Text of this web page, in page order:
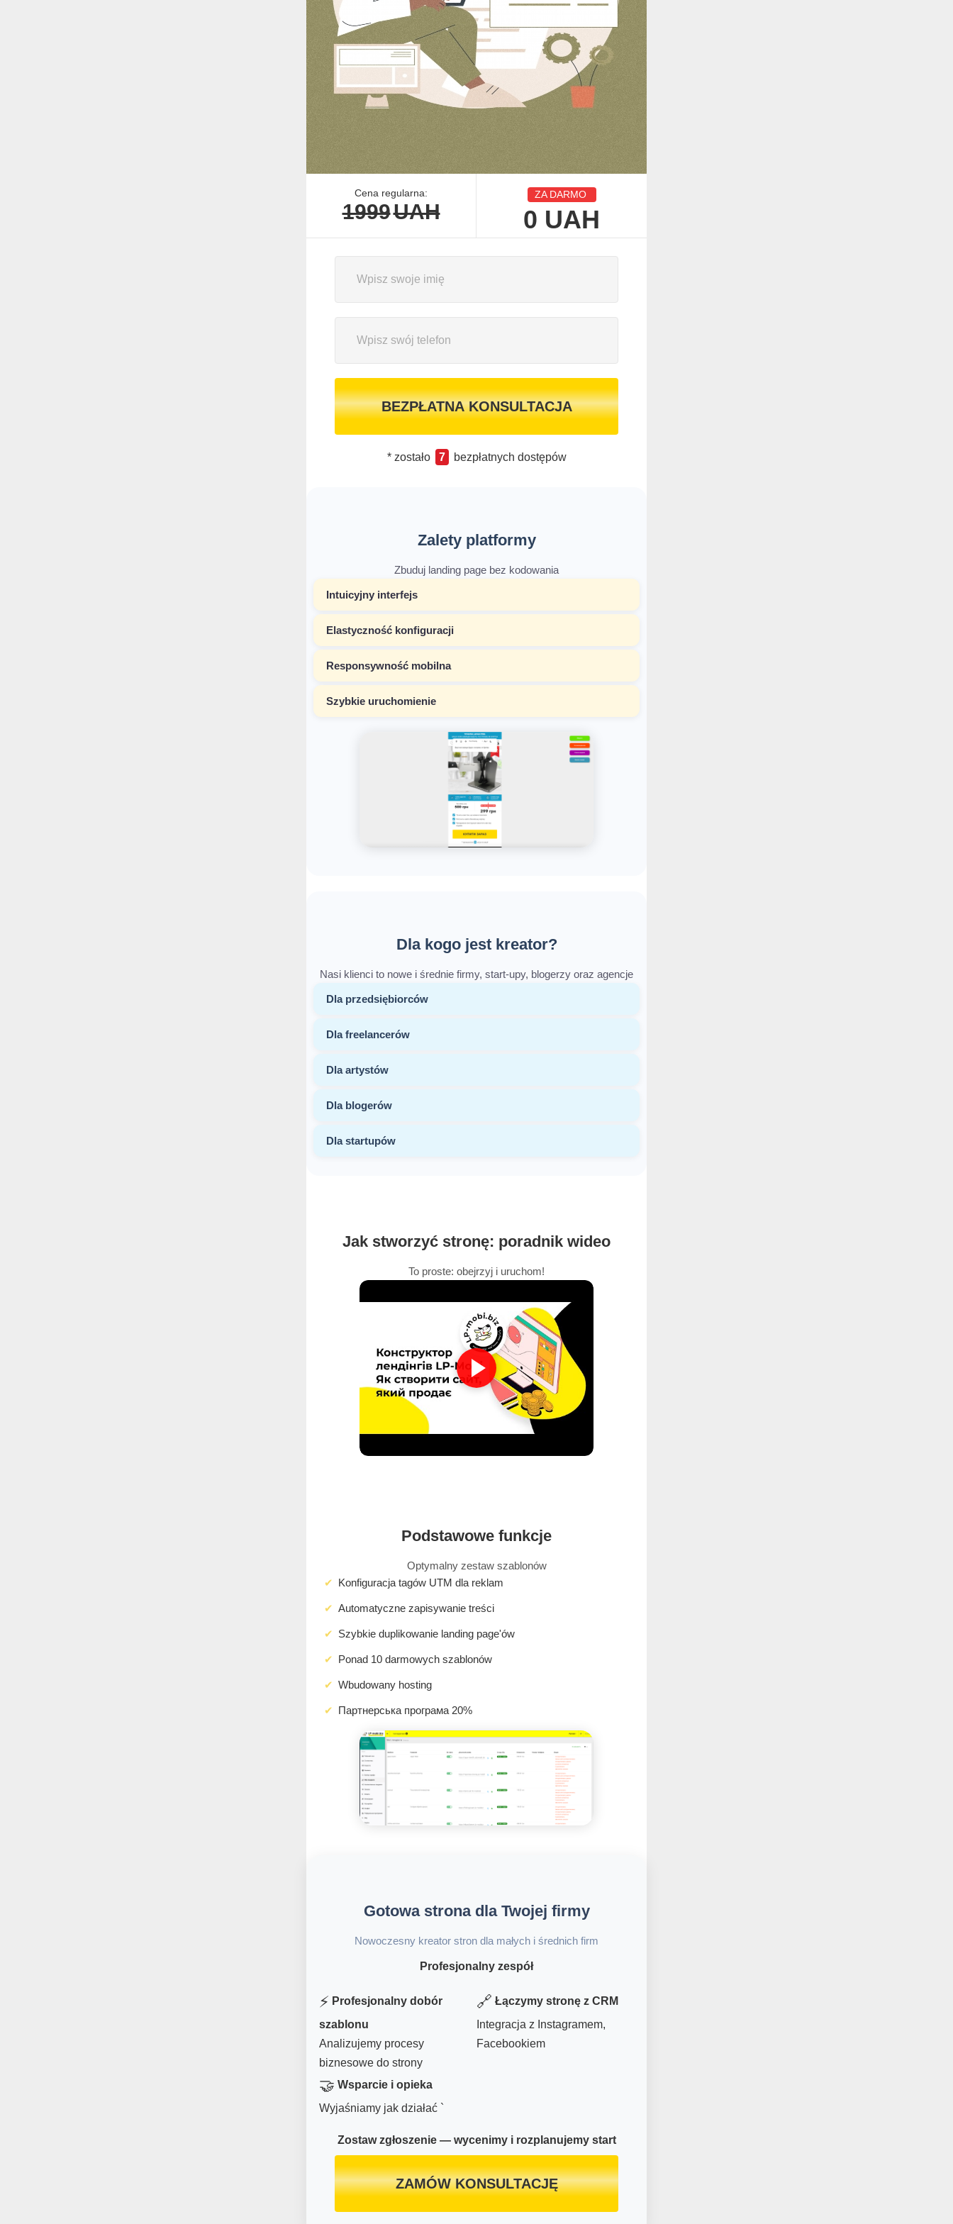
Cena regularna:
1999UAH
ZA DARMO
0 UAH
BEZPŁATNA KONSULTACJA
* zostało 7 bezpłatnych dostępów
Zalety platformy
Zbuduj landing page bez kodowania
Intuicyjny interfejs
Elastyczność konfiguracji
Responsywność mobilna
Szybkie uruchomienie
Dla kogo jest kreator?
Nasi klienci to nowe i średnie firmy, start-upy, blogerzy oraz agencje
Dla przedsiębiorców
Dla freelancerów
Dla artystów
Dla blogerów
Dla startupów
Jak stworzyć stronę: poradnik wideo
To proste: obejrzyj i uruchom!
Podstawowe funkcje
Optymalny zestaw szablonów
Konfiguracja tagów UTM dla reklam
Automatyczne zapisywanie treści
Szybkie duplikowanie landing page'ów
Ponad 10 darmowych szablonów
Wbudowany hosting
Партнерська програма 20%
Gotowa strona dla Twojej firmy
Nowoczesny kreator stron dla małych i średnich firm
Profesjonalny zespół
⚡ Profesjonalny dobór
szablonu
Analizujemy procesy
biznesowe do strony
🔗 Łączymy stronę z CRM
Integracja z Instagramem,
Facebookiem
🤝 Wsparcie i opieka
Wyjaśniamy jak działać `
Zostaw zgłoszenie — wycenimy i rozplanujemy start
ZAMÓW KONSULTACJĘ